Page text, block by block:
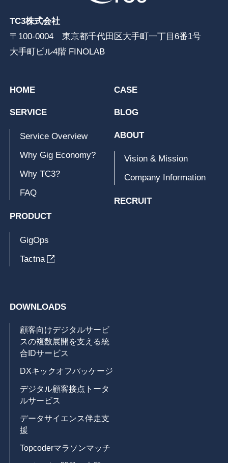
TC3株式会社
〒100-0004 東京都千代田区大手町一丁目6番1号
大手町ビル4階 FINOLAB
HOME
SERVICE
Service Overview
Why Gig Economy?
Why TC3?
FAQ
PRODUCT
GigOps
Tactna
CASE
BLOG
ABOUT
Vision & Mission
Company Information
RECRUIT
DOWNLOADS
顧客向けデジタルサービ
スの複数展開を支える統
合IDサービス
DXキックオフパッケージ
デジタル顧客接点トータ
ルサービス
データサイエンス伴走支
援
Topcoderマラソンマッチ